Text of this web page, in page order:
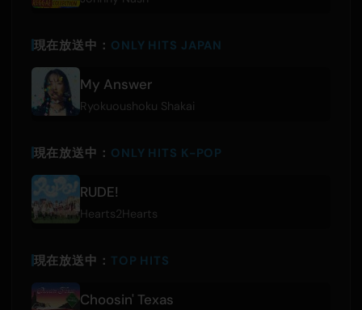
現在放送中： ONLY HITS JAPAN
My Answer
Ryokuoushoku Shakai
現在放送中： ONLY HITS K-POP
RUDE!
Hearts2Hearts
現在放送中： TOP HITS
Choosin' Texas